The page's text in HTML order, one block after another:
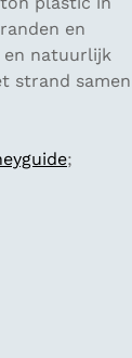
en
en natuurlijk
strand samen
;